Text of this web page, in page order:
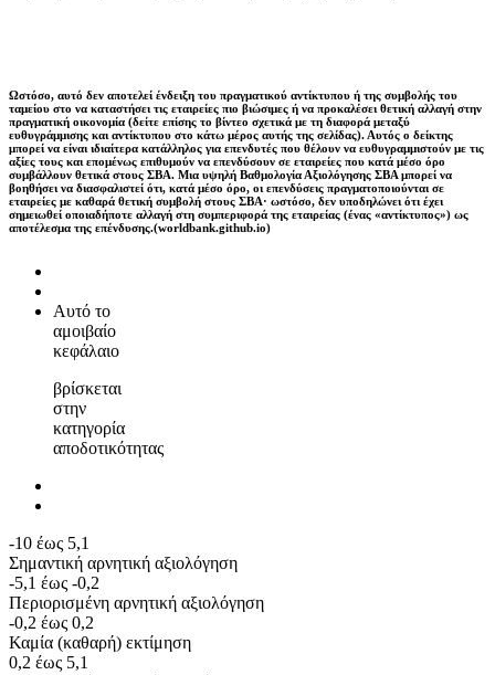
Ωστόσο, αυτό δεν αποτελεί ένδειξη του πραγματικού αντίκτυπου ή της συμβολής του
ταμείου στο να καταστήσει τις εταιρείες πιο βιώσιμες ή να προκαλέσει θετική αλλαγή στην
πραγματική οικονομία (δείτε επίσης το βίντεο σχετικά με τη διαφορά μεταξύ
ευθυγράμμισης και αντίκτυπου στο κάτω μέρος αυτής της σελίδας). Αυτός ο δείκτης
μπορεί να είναι ιδιαίτερα κατάλληλος για επενδυτές που θέλουν να ευθυγραμμιστούν με τις
αξίες τους και επομένως επιθυμούν να επενδύσουν σε εταιρείες που κατά μέσο όρο
συμβάλλουν θετικά στους ΣΒΑ. Μια υψηλή Βαθμολογία Αξιολόγησης ΣΒΑ μπορεί να
βοηθήσει να διασφαλιστεί ότι, κατά μέσο όρο, οι επενδύσεις πραγματοποιούνται σε
εταιρείες με καθαρά θετική συμβολή στους ΣΒΑ· ωστόσο, δεν υποδηλώνει ότι έχει
σημειωθεί οποιαδήποτε αλλαγή στη συμπεριφορά της εταιρείας (ένας «αντίκτυπος») ως
αποτέλεσμα της επένδυσης.(worldbank.github.io)
Αυτό το
αμοιβαίο
κεφάλαιο
βρίσκεται
στην
κατηγορία
αποδοτικότητας
-10 έως 5,1
Σημαντική αρνητική αξιολόγηση
-5,1 έως -0,2
Περιορισμένη αρνητική αξιολόγηση
-0,2 έως 0,2
Καμία (καθαρή) εκτίμηση
0,2 έως 5,1